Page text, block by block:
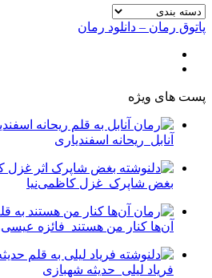
رمان – دانلود رمان
های ویژه
آنابل_ریحانه اسفندیاری
بغض شاپرک_غزل کاظمی‌نیا
آن‌ها کنار من هستند_فائزه عیسی‌وند
فریاد لیلی_حدیثه شهبازی